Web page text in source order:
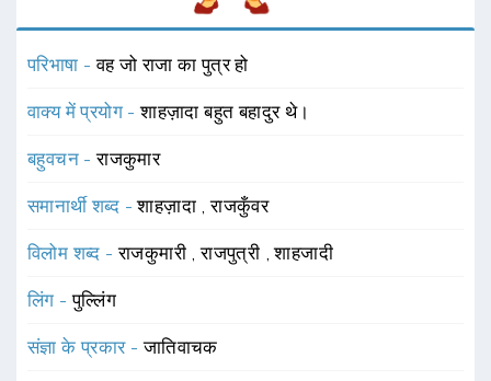
परिभाषा -वह जो राजा का पुत्र हो
वाक्य में प्रयोग -शाहज़ादा बहुत बहादुर थे।
बहुवचन -राजकुमार
समानार्थी शब्द -शाहज़ादा ,राजकुँवर
विलोम शब्द -राजकुमारी ,राजपुत्री ,शाहजादी
लिंग -पुल्लिंग
संज्ञा के प्रकार -जातिवाचक